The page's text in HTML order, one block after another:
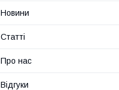
Новини
Статті
Про нас
Відгуки